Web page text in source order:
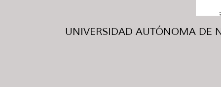
UNIVERSIDAD AUTÓNOMA DE